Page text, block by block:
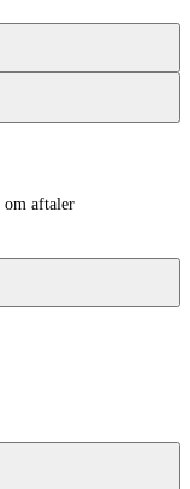
om aftaler